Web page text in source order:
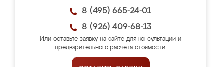
8 (495) 665-24-01
8 (926) 409-68-13
Или оставьте заявку на сайте для консультации и
предварительного расчёта стоимости.